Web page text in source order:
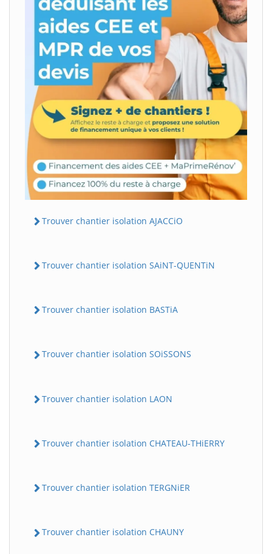
Trouver chantier isolation AJACCiO
Trouver chantier isolation SAiNT-QUENTiN
Trouver chantier isolation BASTiA
Trouver chantier isolation SOiSSONS
Trouver chantier isolation LAON
Trouver chantier isolation CHATEAU-THiERRY
Trouver chantier isolation TERGNiER
Trouver chantier isolation CHAUNY